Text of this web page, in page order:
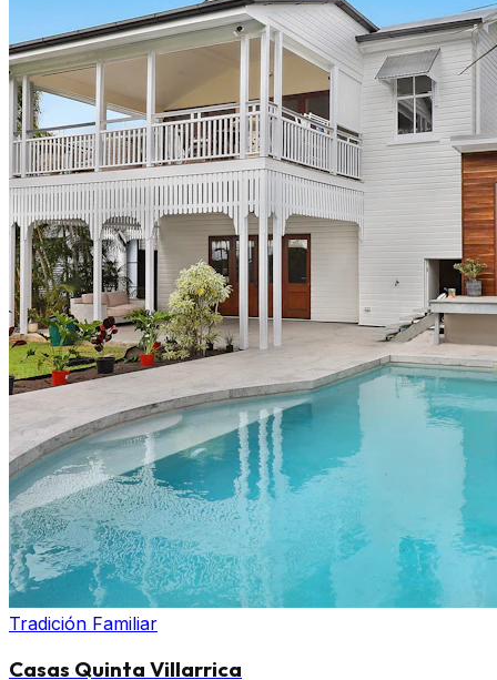
Tradición Familiar
Casas Quinta Villarrica